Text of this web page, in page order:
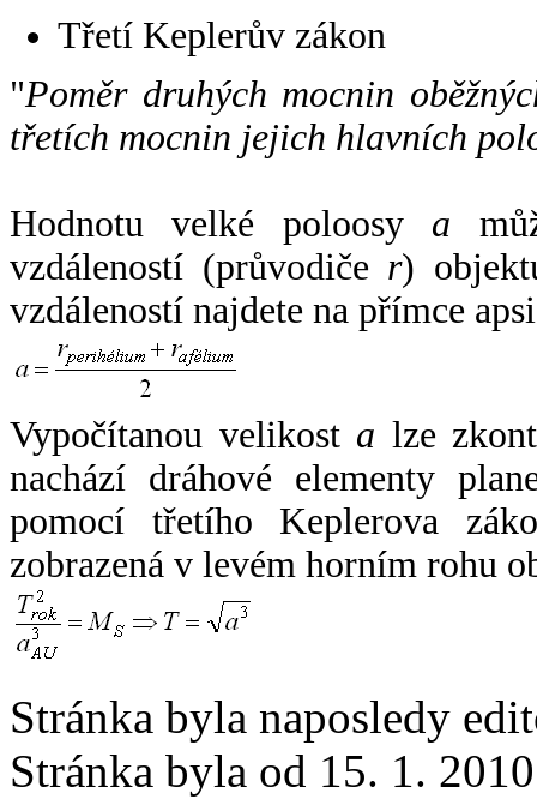
Třetí Keplerův zákon
"Poměr druhých mocnin
třetích mocnin jejich hlavních
Hodnotu velké poloosy a
vzdáleností (průvodiče r)
vzdáleností najdete na přímce
Vypočítanou velikost a lze
nachází dráhové elementy
pomocí třetího Keplerova
zobrazená v levém horním rohu
Stránka byla naposledy
Stránka byla od 15. 1.